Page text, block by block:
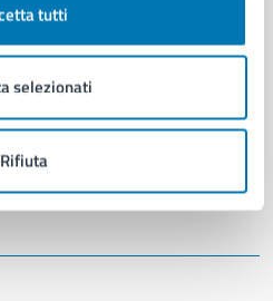
tutti
selezionati
Rifiuta